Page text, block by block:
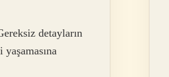
detayların